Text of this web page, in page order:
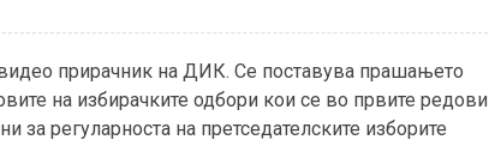
прирачник на ДИК. Се поставува прашањето
на избирачките одбори кои се во првите редови
за регуларноста на претседателските изборите